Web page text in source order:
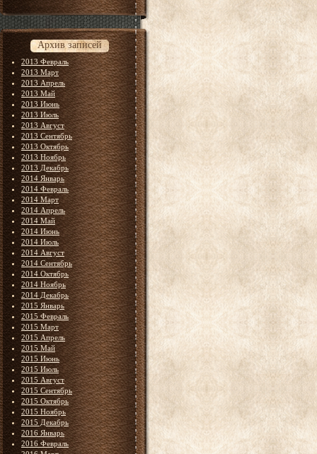
Архив записей
2013 Февраль
2013 Март
2013 Апрель
2013 Май
2013 Июнь
2013 Июль
2013 Август
2013 Сентябрь
2013 Октябрь
2013 Ноябрь
2013 Декабрь
2014 Январь
2014 Февраль
2014 Март
2014 Апрель
2014 Май
2014 Июнь
2014 Июль
2014 Август
2014 Сентябрь
2014 Октябрь
2014 Ноябрь
2014 Декабрь
2015 Январь
2015 Февраль
2015 Март
2015 Апрель
2015 Май
2015 Июнь
2015 Июль
2015 Август
2015 Сентябрь
2015 Октябрь
2015 Ноябрь
2015 Декабрь
2016 Январь
2016 Февраль